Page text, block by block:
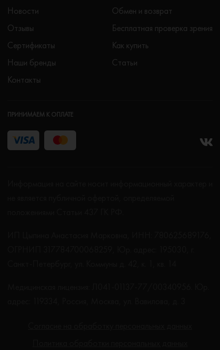
Новости
Отзывы
Сертификаты
Наши бренды
Контакты
Обмен и возврат
Бесплатная проверка зрения
Как купить
Статьи
ПРИНИМАЕМ К ОПЛАТЕ